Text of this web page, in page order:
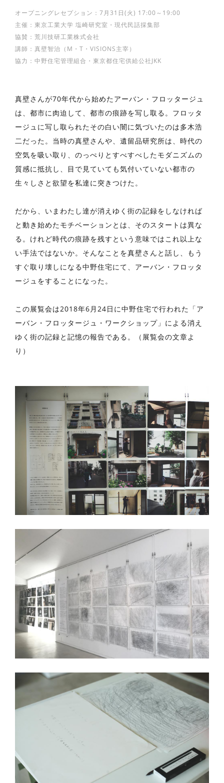
オープニングレセプション：7月31日(火) 17:00～19:00
主催：東京工業大学 塩崎研究室・現代民話採集部
協賛：荒川技研工業株式会社
講師：真壁智治（M・T・VISIONS主宰）
協力：中野住宅管理組合・東京都住宅供給公社JKK
真壁さんが70年代から始めたアーバン・フロッタージュ
は、都市に肉迫して、都市の痕跡を写し取る。フロッタ
ージュに写し取られたその白い闇に気づいたのは多木浩
二だった。当時の真壁さんや、遺留品研究所は、時代の
空気を吸い取り、のっぺりとすべすべしたモダニズムの
質感に抵抗し、目で見ていても気付いていない都市の
生々しさと欲望を私達に突きつけた。
だから、いまわたし達が消えゆく街の記録をしなければ
と動き始めたモチベーションとは、そのスタートは異な
る。けれど時代の痕跡を残すという意味ではこれ以上な
い手法ではないか。そんなことを真壁さんと話し、もう
すぐ取り壊しになる中野住宅にて、アーバン・フロッタ
ージュをすることになった。
この展覧会は2018年6月24日に中野住宅で行われた「ア
ーバン・フロッタージュ・ワークショップ」による消え
ゆく街の記録と記憶の報告である。（展覧会の文章よ
り）